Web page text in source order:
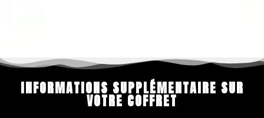
INFORMATIONS SUPPLÉMENTAIRE SUR
VOTRE COFFRET